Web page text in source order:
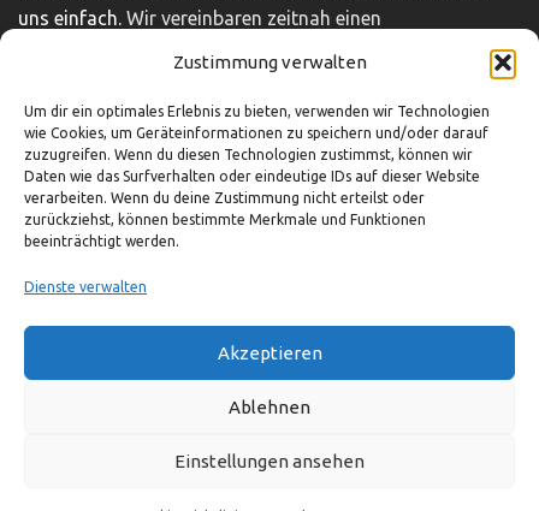
Zustimmung verwalten
Um dir ein optimales Erlebnis zu bieten, verwenden wir Technologien
wie Cookies, um Geräteinformationen zu speichern und/oder darauf
zuzugreifen. Wenn du diesen Technologien zustimmst, können wir
Daten wie das Surfverhalten oder eindeutige IDs auf dieser Website
verarbeiten. Wenn du deine Zustimmung nicht erteilst oder
zurückziehst, können bestimmte Merkmale und Funktionen
beeinträchtigt werden.
Dienste verwalten
Akzeptieren
Ablehnen
Einstellungen ansehen
uns einfach. Wir vereinbaren zeitnah einen
Impressum|Disclaimer |Datenschutz
So können Sie uns erreichen